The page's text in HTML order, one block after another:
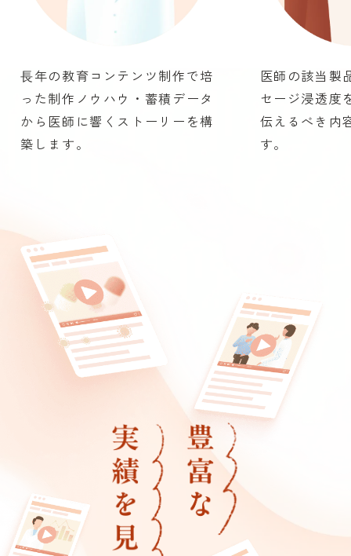
⻑年の教育コンテンツ制作で培
った制作ノウハウ・蓄積データ
から医師に響くストーリーを構
築します。
医師の該当製
セージ浸透度
伝えるべき内
す。